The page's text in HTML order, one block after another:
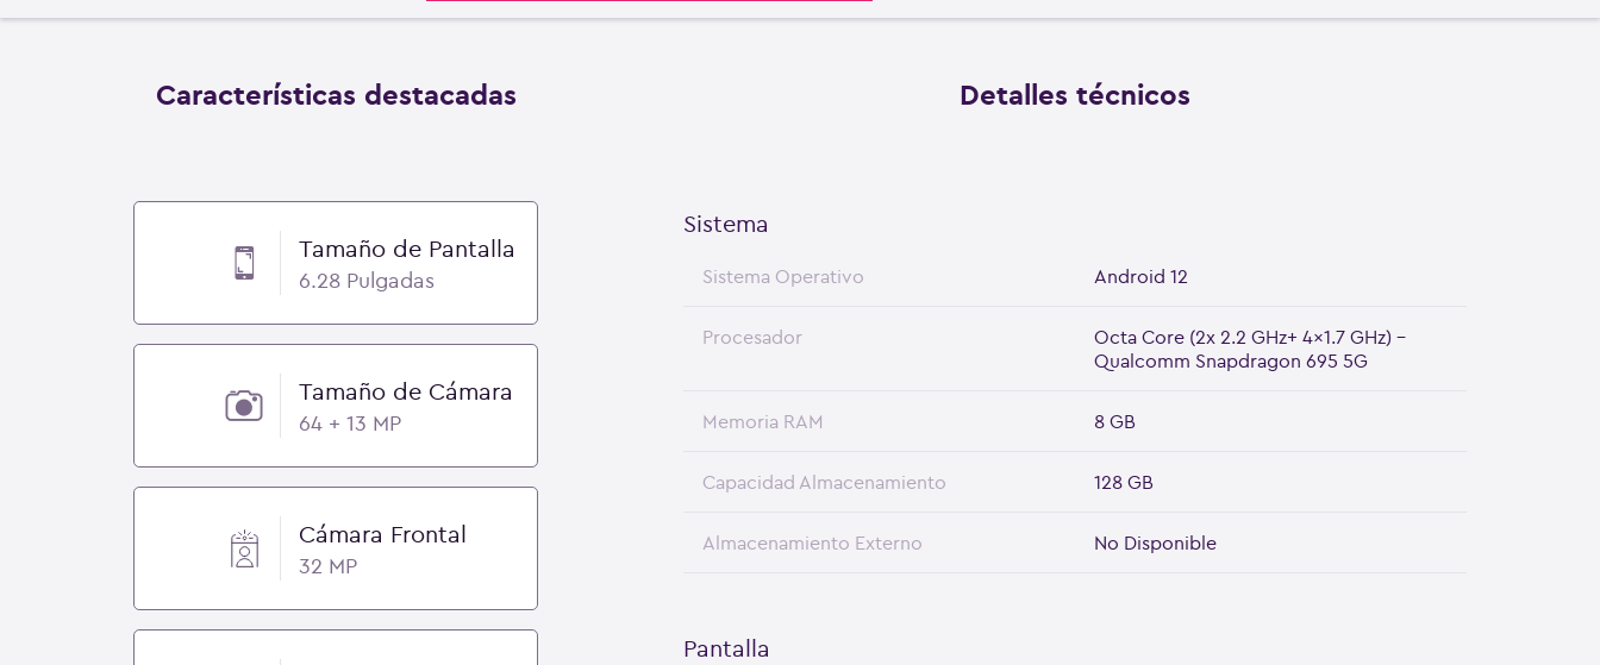
Características destacadas
Tamaño de Pantalla
6.28 Pulgadas
Tamaño de Cámara
64 + 13 MP
Cámara Frontal
32 MP
Detalles técnicos
Sistema
Sistema Operativo Android 12
Procesador
Octa Core (2x 2.2 GHz+ 4x1.7 GHz) -
Qualcomm Snapdragon 695 5G
Memoria RAM 8 GB
Capacidad Almacenamiento 128 GB
Almacenamiento Externo No Disponible
Pantalla